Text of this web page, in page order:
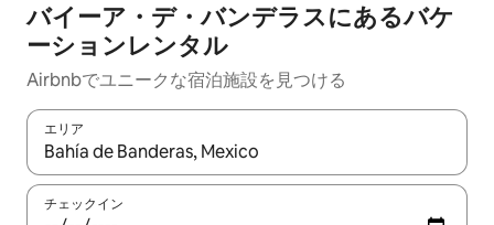
バイーア・デ・バンデラスにあるバケ
ーションレンタル
Airbnbでユニークな宿泊施設を見つける
エリア
検索結果が表示されたら、上下の矢印キーを使って移動するか
チェックイン